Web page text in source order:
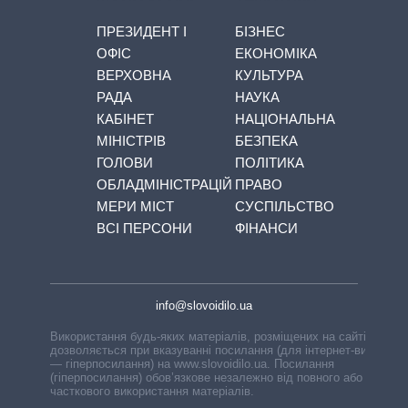
ПРЕЗИДЕНТ І
ОФІС
ВЕРХОВНА
РАДА
КАБІНЕТ
МІНІСТРІВ
ГОЛОВИ
ОБЛАДМІНІСТРАЦІЙ
МЕРИ МІСТ
ВСІ ПЕРСОНИ
БІЗНЕС
ЕКОНОМІКА
КУЛЬТУРА
НАУКА
НАЦІОНАЛЬНА
БЕЗПЕКА
ПОЛІТИКА
ПРАВО
СУСПІЛЬСТВО
ФІНАНСИ
info@slovoidilo.ua
Використання будь-яких матеріалів, розміщених на сайті,
дозволяється при вказуванні посилання (для інтернет-видань
— гіперпосилання) на www.slovoidilo.ua. Посилання
(гіперпосилання) обов’язкове незалежно від повного або
часткового використання матеріалів.